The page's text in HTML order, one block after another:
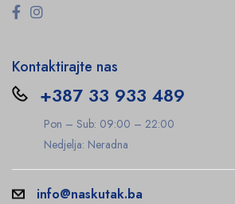
Kontaktirajte nas
+387 33 933 489
Pon – Sub: 09:00 – 22:00
Nedjelja: Neradna
info@naskutak.ba